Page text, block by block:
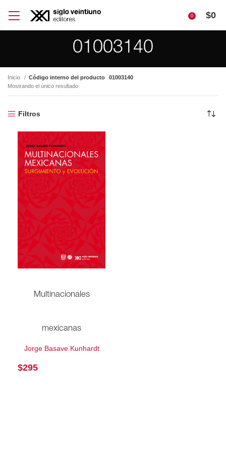
0 $0
01003140
Inicio Código interno del producto
01003140
Mostrando el único resultado
Filtros
Multinacionales
mexicanas
Jorge Basave Kunhardt
$295